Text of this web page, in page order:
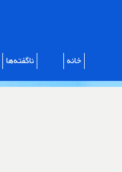
خانه ناگفته‌ها